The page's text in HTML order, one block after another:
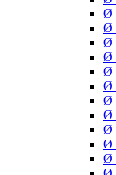
Ø
Ø
Ø
Ø
Ø
Ø
Ø
Ø
Ø
Ø
Ø